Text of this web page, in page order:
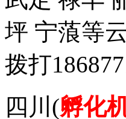
坪 宁蒗等
拨打
四川(孵化